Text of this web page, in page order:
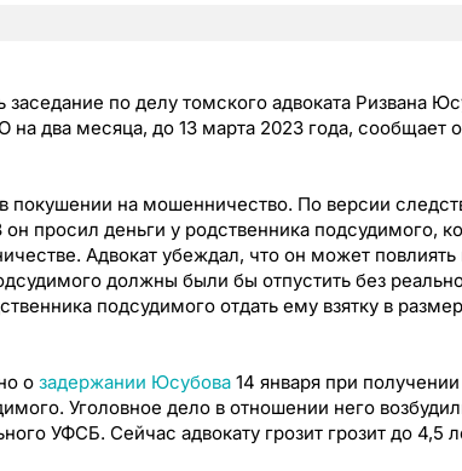
заседание по делу томского адвоката Ризвана
два месяца, до 13 марта 2023 года, сообщает
покушении на мошенничество. По версии
он просил деньги у родственника подсудимого,
Адвокат убеждал, что он может повлиять
должны были бы отпустить без
подсудимого отдать ему взятку в
о задержании Юсубова 14 января при получении
Уголовное дело в отношении него
УФСБ. Сейчас адвокату грозит грозит до 4,5